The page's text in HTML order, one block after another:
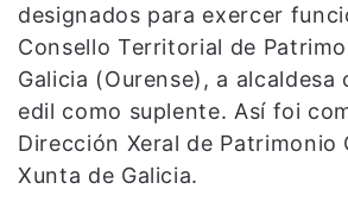
designados para exercer
Consello Territorial de
Galicia (Ourense), a
edil como suplente. Así foi
Dirección Xeral de Patrimonio
Xunta de Galicia.